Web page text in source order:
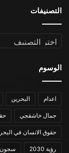
التصنيفات
التصنيفات
الوسوم
اعدام البحرين
جمال خاشقجي
حقوق الانسان في
رؤية 2030 سجون